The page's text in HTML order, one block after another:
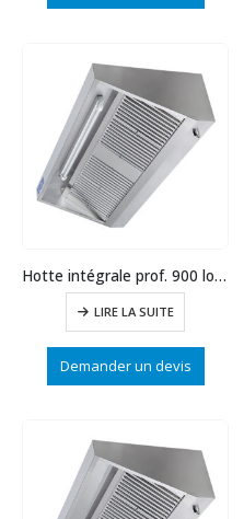
Hotte intégrale prof. 900 long.1500
LIRE LA SUITE
Demander un devis